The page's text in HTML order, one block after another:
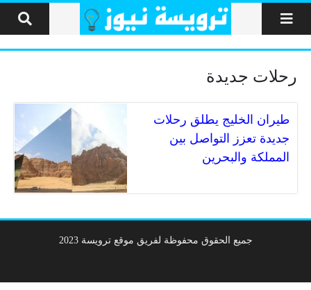
التخطي إلى المحتوى
رحلات جديدة
طيران الخليج يطلق رحلات
جديدة تعزز التواصل بين
المملكة والبحرين
جميع الحقوق محفوظة لفريق موقع ترويسة 2023